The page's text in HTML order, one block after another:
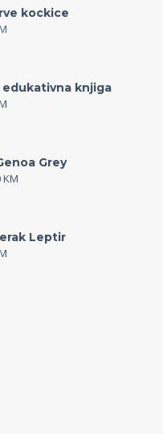
kockice
edukativna knjiga
Grey
KM
Leptir